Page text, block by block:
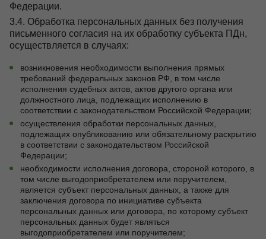
Федерации.
3.4. Обработка персональных данных без получения
письменного согласия на их обработку субъекта ПДн,
осуществляется в случаях:
возникновения необходимости выполнения прямых
требований федеральных законов РФ, в том числе
исполнения судебных актов, актов другого органа или
должностного лица, подлежащих исполнению в
соответствии с законодательством Российской Федерации;
осуществления обработки персональных данных,
подлежащих опубликованию или обязательному раскрытию
в соответствии с законодательством Российской
Федерации;
необходимости исполнения договора, стороной которого, в
том числе выгодоприобретателем или поручителем,
является субъект персональных данных, а также для
заключения договора по инициативе субъекта
персональных данных или договора, по которому субъект
персональных данных будет являться
выгодоприобретателем или поручителем;